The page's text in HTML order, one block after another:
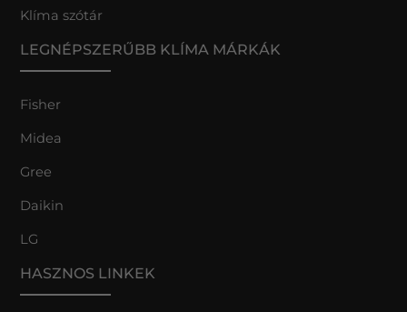
Klíma szótár
LEGNÉPSZERŰBB KLÍMA MÁRKÁK
Fisher
Midea
Gree
Daikin
LG
HASZNOS LINKEK